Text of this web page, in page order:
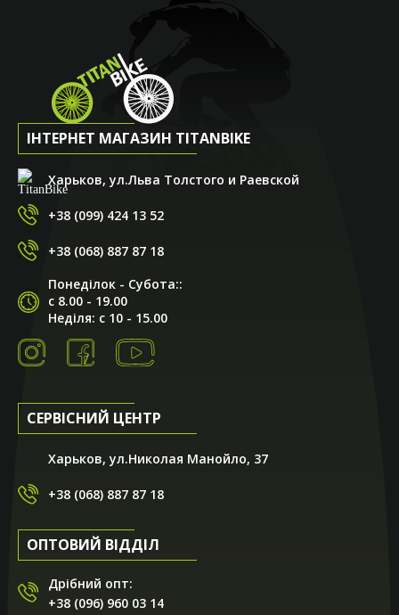
ІНТЕРНЕТ МАГАЗИН TITANBIKE
Харьков, ул.Льва Толстого и Раевской
+38 (099) 424 13 52
+38 (068) 887 87 18
Понеділок - Субота::
с 8.00 - 19.00
Неділя: с 10 - 15.00
СЕРВІСНИЙ ЦЕНТР
Харьков, ул.Николая Манойло, 37
+38 (068) 887 87 18
ОПТОВИЙ ВІДДІЛ
Дрібний опт:
+38 (096) 960 03 14